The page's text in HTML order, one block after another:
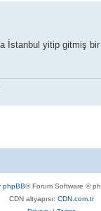
İstanbul yitip gitmiş
phpBB® Forum Software ©
CDN altyapısı: CDN.com.tr